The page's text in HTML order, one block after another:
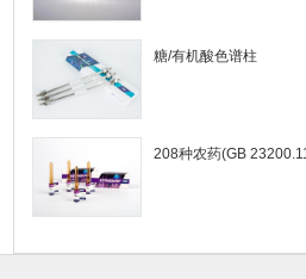
糖/有机酸色谱柱
208种农药(GB